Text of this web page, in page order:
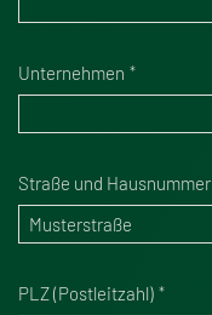
Unternehmen
Straße und Hausnummer
PLZ (Postleitzahl)